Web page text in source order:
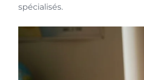
spécialisés.